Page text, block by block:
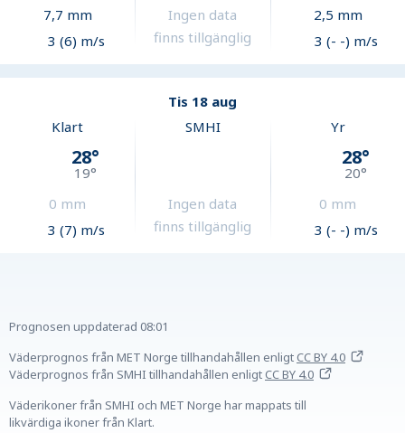
7,7 mm
3 (6) m/s
Ingen data
finns tillgänglig
2,5 mm
3 (- -) m/s
Tis 18 aug
Klart
28°
19°
0 mm
3 (7) m/s
SMHI
Ingen data
finns tillgänglig
Yr
28°
20°
0 mm
3 (- -) m/s
Prognosen uppdaterad 08:01
Väderprognos från MET Norge tillhandahållen enligtCC BY 4.0
Väderprognos från SMHI tillhandahållen enligtCC BY 4.0
Väderikoner från SMHI och MET Norge har mappats till
likvärdiga ikoner från Klart.